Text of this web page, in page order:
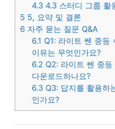
4.3 4.3 스터디 그룹 활
5 5, 요약 및 결론
6 자주 묻는 질문 Q&A
6.1 Q1: 라이트 쎈 중등
이유는 무엇인가요?
6.2 Q2: 라이트 쎈 중
다운로드하나요?
6.3 Q3: 답지를 활용하
인가요?